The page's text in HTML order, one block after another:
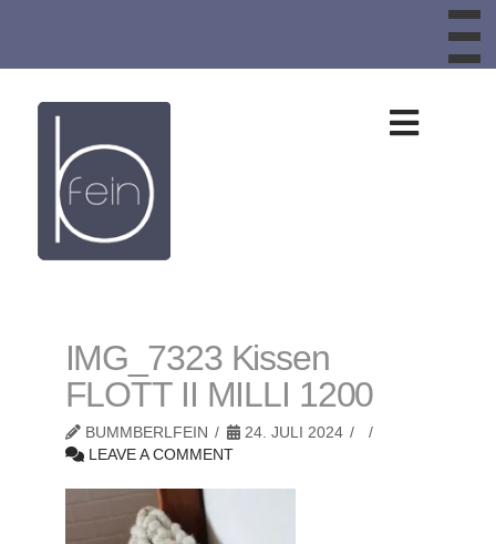
Design
aus
Schafwolle,
Bankauflagen,
Sitzkissen,
IMG_7323 Kissen
FLOTT II MILLI 1200
BUMMBERLFEIN
24. JULI 2024
LEAVE A COMMENT